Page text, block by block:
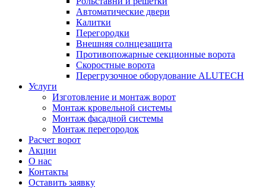
Автоматические двери
Калитки
Перегородки
Внешняя солнцезащита
Противопожарные секционные ворота
Скоростные ворота
Перегрузочное оборудование ALUTECH
Услуги
Изготовление и монтаж ворот
Монтаж кровельной системы
Монтаж фасадной системы
Монтаж перегородок
Расчет ворот
Акции
О нас
Контакты
Оставить заявку